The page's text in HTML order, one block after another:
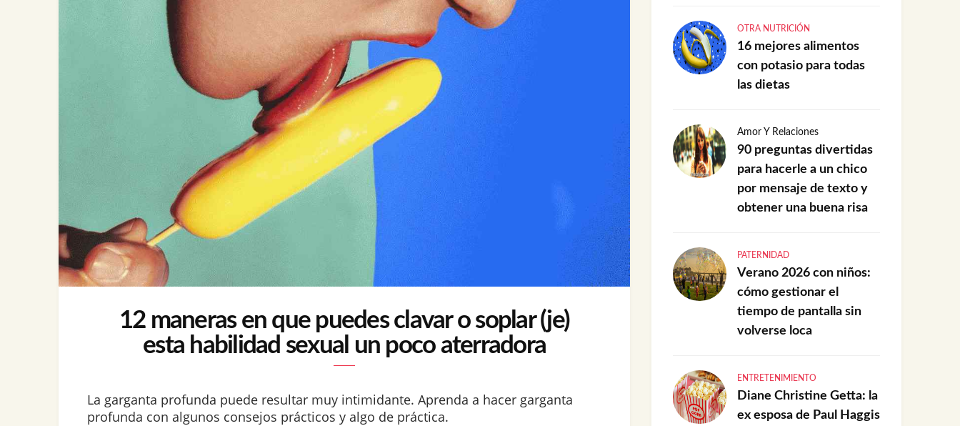
12 maneras en que puedes clavar o soplar (je)
esta habilidad sexual un poco aterradora
La garganta profunda puede resultar muy intimidante. Aprenda a hacer garganta
profunda con algunos consejos prácticos y algo de práctica.
OTRA NUTRICIÓN
16 mejores alimentos
con potasio para todas
las dietas
Amor Y Relaciones
90 preguntas divertidas
para hacerle a un chico
por mensaje de texto y
obtener una buena risa
PATERNIDAD
Verano 2026 con niños:
cómo gestionar el
tiempo de pantalla sin
volverse loca
ENTRETENIMIENTO
Diane Christine Getta: la
ex esposa de Paul Haggis